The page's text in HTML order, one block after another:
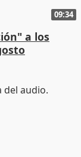
09:34
a los